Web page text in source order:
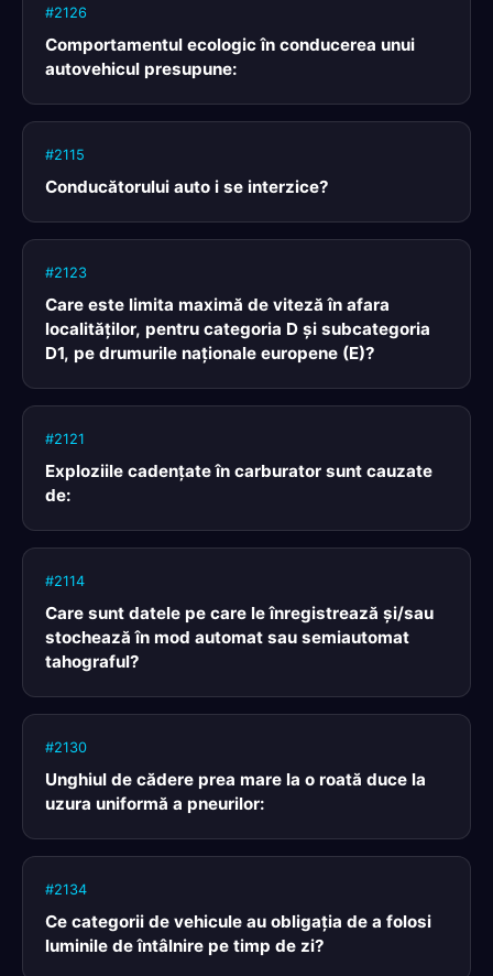
#2126
Comportamentul ecologic în conducerea unui
autovehicul presupune:
#2115
Conducătorului auto i se interzice?
#2123
Care este limita maximă de viteză în afara
localităţilor, pentru categoria D şi subcategoria
D1, pe drumurile naţionale europene (E)?
#2121
Exploziile cadenţate în carburator sunt cauzate
de:
#2114
Care sunt datele pe care le înregistrează şi/sau
stochează în mod automat sau semiautomat
tahograful?
#2130
Unghiul de cădere prea mare la o roată duce la
uzura uniformă a pneurilor:
#2134
Ce categorii de vehicule au obligaţia de a folosi
luminile de întâlnire pe timp de zi?